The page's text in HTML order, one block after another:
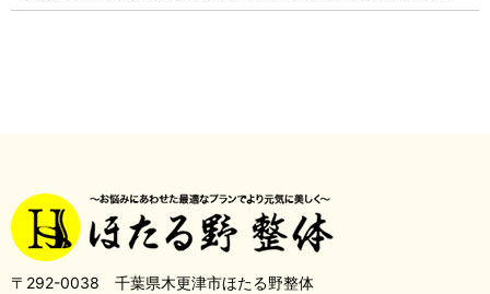
〒292-0038 千葉県木更津市ほたる野整体